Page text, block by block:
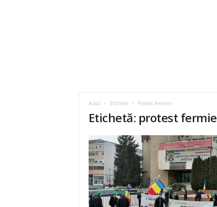
Acasă Etichete Protest fermieri
Etichetă: protest